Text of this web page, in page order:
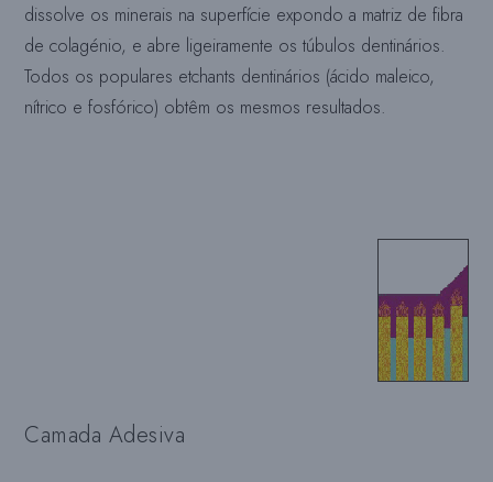
dissolve os minerais na superfície expondo a matriz de fibra
de colagénio, e abre ligeiramente os túbulos dentinários.
Todos os populares etchants dentinários (ácido maleico,
nítrico e fosfórico) obtêm os mesmos resultados.
Camada Adesiva